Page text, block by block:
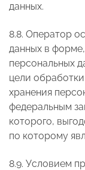
данных.
8.8. Оператор
данных в
персональных
цели
хранения
федеральным
которого,
по которому
8.9. Условием